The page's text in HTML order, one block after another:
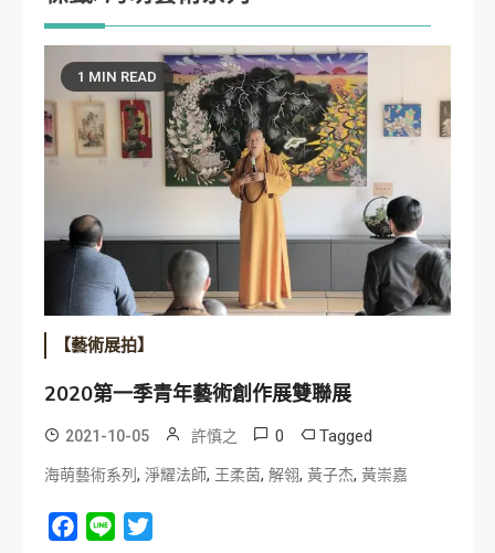
1 MIN READ
【藝術展拍】
2020第一季青年藝術創作展雙聯展
2021-10-05 許慎之 0 Tagged
海萌藝術系列 , 淨耀法師, 王柔茵, 解翎, 黃子杰, 黃崇嘉
Facebook
Line